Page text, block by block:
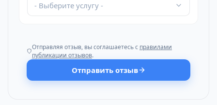
- Выберите услугу -
Отправляя отзыв, вы соглашаетесь с правилами
публикации отзывов.
Отправить отзыв